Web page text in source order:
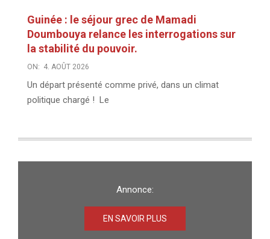
Guinée : le séjour grec de Mamadi
Doumbouya relance les interrogations sur
la stabilité du pouvoir.
ON: 4. AOÛT 2026
Un départ présenté comme privé, dans un climat
politique chargé ! Le
Annonce:
EN SAVOIR PLUS